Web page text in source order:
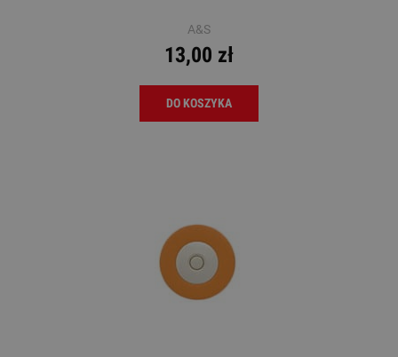
A&S
13,00 zł
DO KOSZYKA